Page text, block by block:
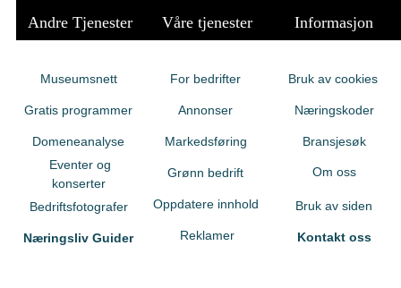
Andre Tjenester Våre tjenester Informasjon
Museumsnett
Gratis programmer
Domeneanalyse
Eventer og
konserter
Bedriftsfotografer
Næringsliv Guider
For bedrifter
Annonser
Markedsføring
Grønn bedrift
Oppdatere innhold
Reklamer
Bruk av cookies
Næringskoder
Bransjesøk
Om oss
Bruk av siden
Kontakt oss